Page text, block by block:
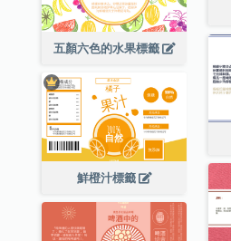
五顏六色的水果標籤
鮮橙汁標籤